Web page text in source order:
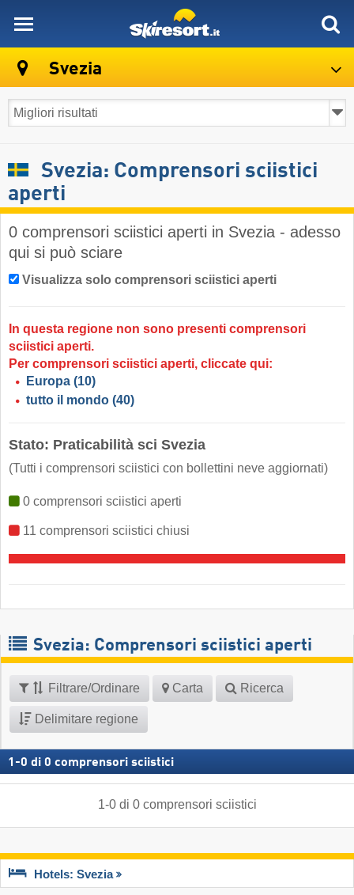
Svezia
Svezia: Comprensori sciistici
aperti
0 comprensori sciistici aperti in Svezia - adesso
qui si può sciare
Visualizza solo comprensori sciistici aperti
In questa regione non sono presenti comprensori
sciistici aperti.
Per comprensori sciistici aperti, cliccate qui:
Europa (10)
tutto il mondo (40)
Stato: Praticabilità sci Svezia
(Tutti i comprensori sciistici con bollettini neve aggiornati)
0 comprensori sciistici aperti
11 comprensori sciistici chiusi
Svezia: Comprensori sciistici aperti
Filtrare/Ordinare Carta Ricerca
Delimitare regione
1 -0 di 0 comprensori sciistici
1-0di 0 comprensori sciistici
Hotels: Svezia